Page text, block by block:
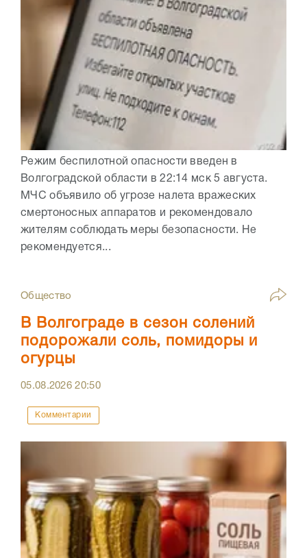
Режим беспилотной опасности введен в
Волгоградской области в 22:14 мск 5 августа.
МЧС объявило об угрозе налета вражеских
смертоносных аппаратов и рекомендовало
жителям соблюдать меры безопасности. Не
рекомендуется...
Общество
В Волгограде в сезон солений
подорожали соль, помидоры и
огурцы
05.08.202620:50
Комментарии